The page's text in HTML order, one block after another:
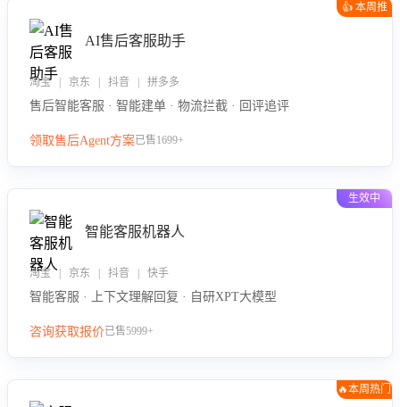
👍 本周推
AI售后客服助手
淘宝 | 京东 | 抖音 | 拼多多
售后智能客服 · 智能建单 · 物流拦截 · 回评追评
领取售后Agent方案已售1699+
生效中
智能客服机器人
淘宝 | 京东 | 抖音 | 快手
智能客服 · 上下文理解回复 · 自研XPT大模型
咨询获取报价已售5999+
🔥本周热门